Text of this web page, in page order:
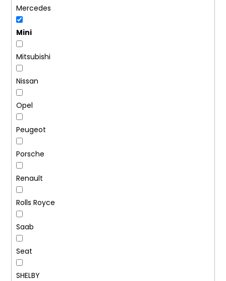
Mercedes
Mini
Mitsubishi
Nissan
Opel
Peugeot
Porsche
Renault
Rolls Royce
Saab
Seat
SHELBY